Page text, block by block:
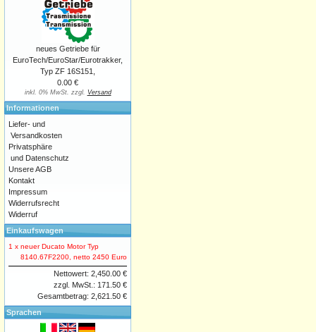
neues Getriebe für
EuroTech/EuroStar/Eurotrakker,
Typ ZF 16S151,
0.00 €
inkl. 0% MwSt. zzgl. Versand
Informationen
Liefer- und
Versandkosten
Privatsphäre
und Datenschutz
Unsere AGB
Kontakt
Impressum
Widerrufsrecht
Widerruf
Einkaufswagen
1 x neuer Ducato Motor Typ
8140.67F2200, netto 2450 Euro
Nettowert: 2,450.00 €
zzgl. MwSt.: 171.50 €
Gesamtbetrag: 2,621.50 €
Sprachen